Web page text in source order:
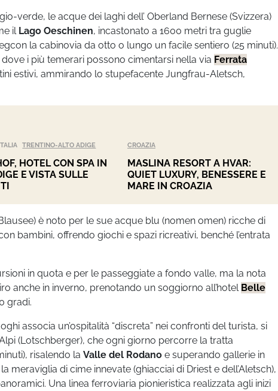
verde, le acque dei laghi dell’ Oberland Bernese (Svizzera)
il Lago Oeschinen, incastonato a 1600 metri tra guglie
la cabinovia da otto o lungo un facile sentiero (25 minuti).
i più temerari possono cimentarsi nella via Ferrata
estivi, ammirando lo stupefacente Jungfrau-Aletsch,
TRENTINO-ALTO ADIGE
HOTEL CON SPA IN
E VISTA SULLE
CROAZIA
MASLINA RESORT A HVAR:
QUIET LUXURY, BENESSERE E
MARE IN CROAZIA
è noto per le sue acque blu (nomen omen) ricche di
bambini, offrendo giochi e spazi ricreativi, benché l’entrata
in quota e per le passeggiate a fondo valle, ma la nota
anche in inverno, prenotando un soggiorno all’hotel Belle
gradi.
associa un’ospitalità “discreta” nei confronti del turista, si
(Lotschberger), che ogni giorno percorre la tratta
risalendo la Valle del Rodano e superando gallerie in
meraviglia di cime innevate (ghiacciai di Driest e dell’Aletsch),
Una linea ferroviaria pionieristica realizzata agli inizi